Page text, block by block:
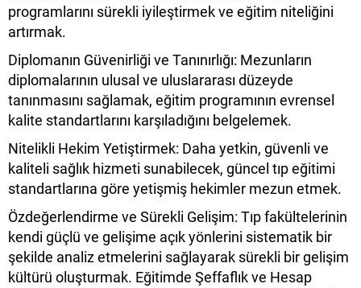
programlarını sürekli iyileştirmek ve eğitim niteliğini
artırmak.
Diplomanın Güvenirliği ve Tanınırlığı: Mezunların
diplomalarının ulusal ve uluslararası düzeyde
tanınmasını sağlamak, eğitim programının evrensel
kalite standartlarını karşıladığını belgelemek.
Nitelikli Hekim Yetiştirmek: Daha yetkin, güvenli ve
kaliteli sağlık hizmeti sunabilecek, güncel tıp eğitimi
standartlarına göre yetişmiş hekimler mezun etmek.
Özdeğerlendirme ve Sürekli Gelişim: Tıp fakültelerinin
kendi güçlü ve gelişime açık yönlerini sistematik bir
şekilde analiz etmelerini sağlayarak sürekli bir gelişim
kültürü oluşturmak. Eğitimde Şeffaflık ve Hesap